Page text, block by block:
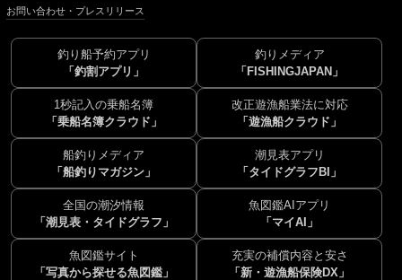
お問い合わせ・プレスリリース
釣り船予約アプリ
「釣割アプリ」
釣りメディア
「FISHINGJAPAN」
1秒記入の乗船名簿
「乗船名簿クラウド」
改正遊漁船業法に対応
「遊漁船クラウド」
船釣りメディア
「船釣りマガジン」
潮見表アプリ
「タイドグラフBI」
全国の潮汐情報
「潮見表・タイドグラフ」
魚図鑑AIアプリ
「マイAI」
魚図鑑サイト
「写真から探せる魚図鑑」
充実の補償内容と安さ
「新・遊漁船保険DX」